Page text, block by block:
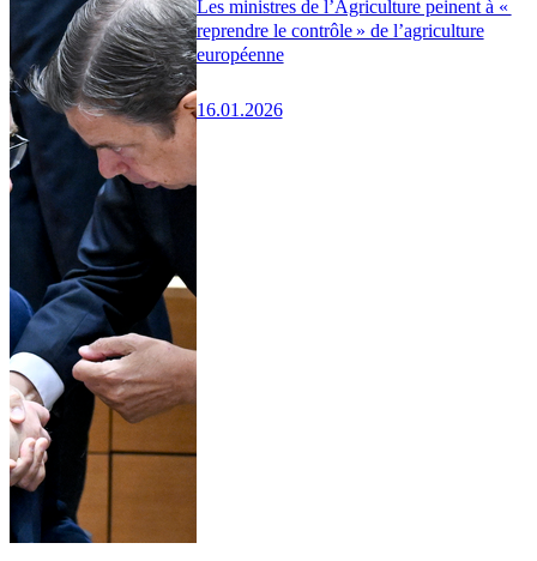
Les ministres de l’Agriculture peinent à «
reprendre le contrôle » de l’agriculture
européenne
16.01.2026